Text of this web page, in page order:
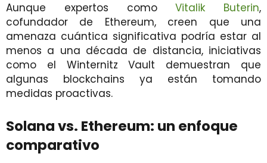
Aunque expertos comoVitalik Buterin,
cofundador de Ethereum, creen que una
amenaza cuántica significativa podría estar al
menos a una década de distancia, iniciativas
como el Winternitz Vault demuestran que
algunas blockchains ya están tomando
medidas proactivas.
Solana vs. Ethereum: un enfoque
comparativo